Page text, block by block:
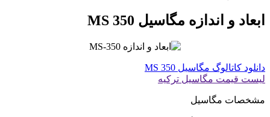
ابعاد و اندازه مگاسیل MS 350
دانلود کاتالوگ مگاسیل MS 350
لیست قیمت مگاسیل ترکیه
مشخصات مگاسیل